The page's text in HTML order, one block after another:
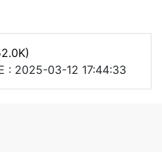
: 2025-03-12 17:44:33